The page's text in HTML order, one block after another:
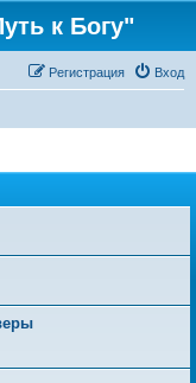
к Богу"
Вход
Регистрация